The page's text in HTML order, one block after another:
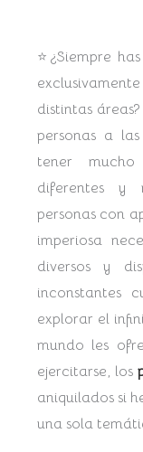
⭐¿Siempre
distintas
personas a
tener
diferentes y
personas con
imperiosa
diversos y
inconstantes
explorar el
mundo les
ejercitarse, los
aniquilados si
una sola